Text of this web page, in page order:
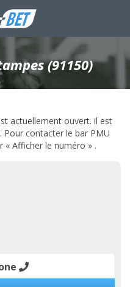
(91150)
actuellement ouvert. il est
contacter le bar PMU
« Afficher le numéro » .